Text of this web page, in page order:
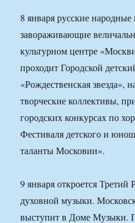
8 января русские
завораживающие
культурном центре
проходит Городской
«Рождественская звезда»,
творческие коллективы,
городских конкурсах по
Фестиваля детского и
таланты Московии».
9 января откроется
духовной музыки.
выступит в Доме Музыки.